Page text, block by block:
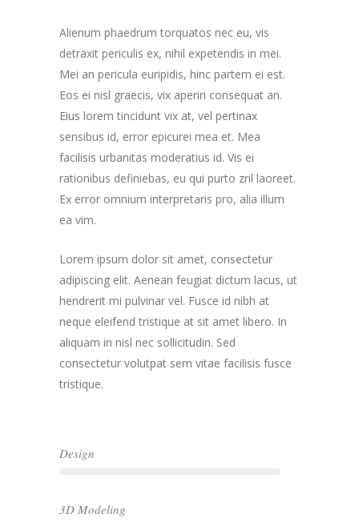
Alienum phaedrum torquatos nec eu, vis
detraxit periculis ex, nihil expetendis in mei.
Mei an pericula euripidis, hinc partem ei est.
Eos ei nisl graecis, vix aperiri consequat an.
Eius lorem tincidunt vix at, vel pertinax
sensibus id, error epicurei mea et. Mea
facilisis urbanitas moderatius id. Vis ei
rationibus definiebas, eu qui purto zril laoreet.
Ex error omnium interpretaris pro, alia illum
ea vim.
Lorem ipsum dolor sit amet, consectetur
adipiscing elit. Aenean feugiat dictum lacus, ut
hendrerit mi pulvinar vel. Fusce id nibh at
neque eleifend tristique at sit amet libero. In
aliquam in nisl nec sollicitudin. Sed
consectetur volutpat sem vitae facilisis fusce
tristique.
Design
3D Modeling